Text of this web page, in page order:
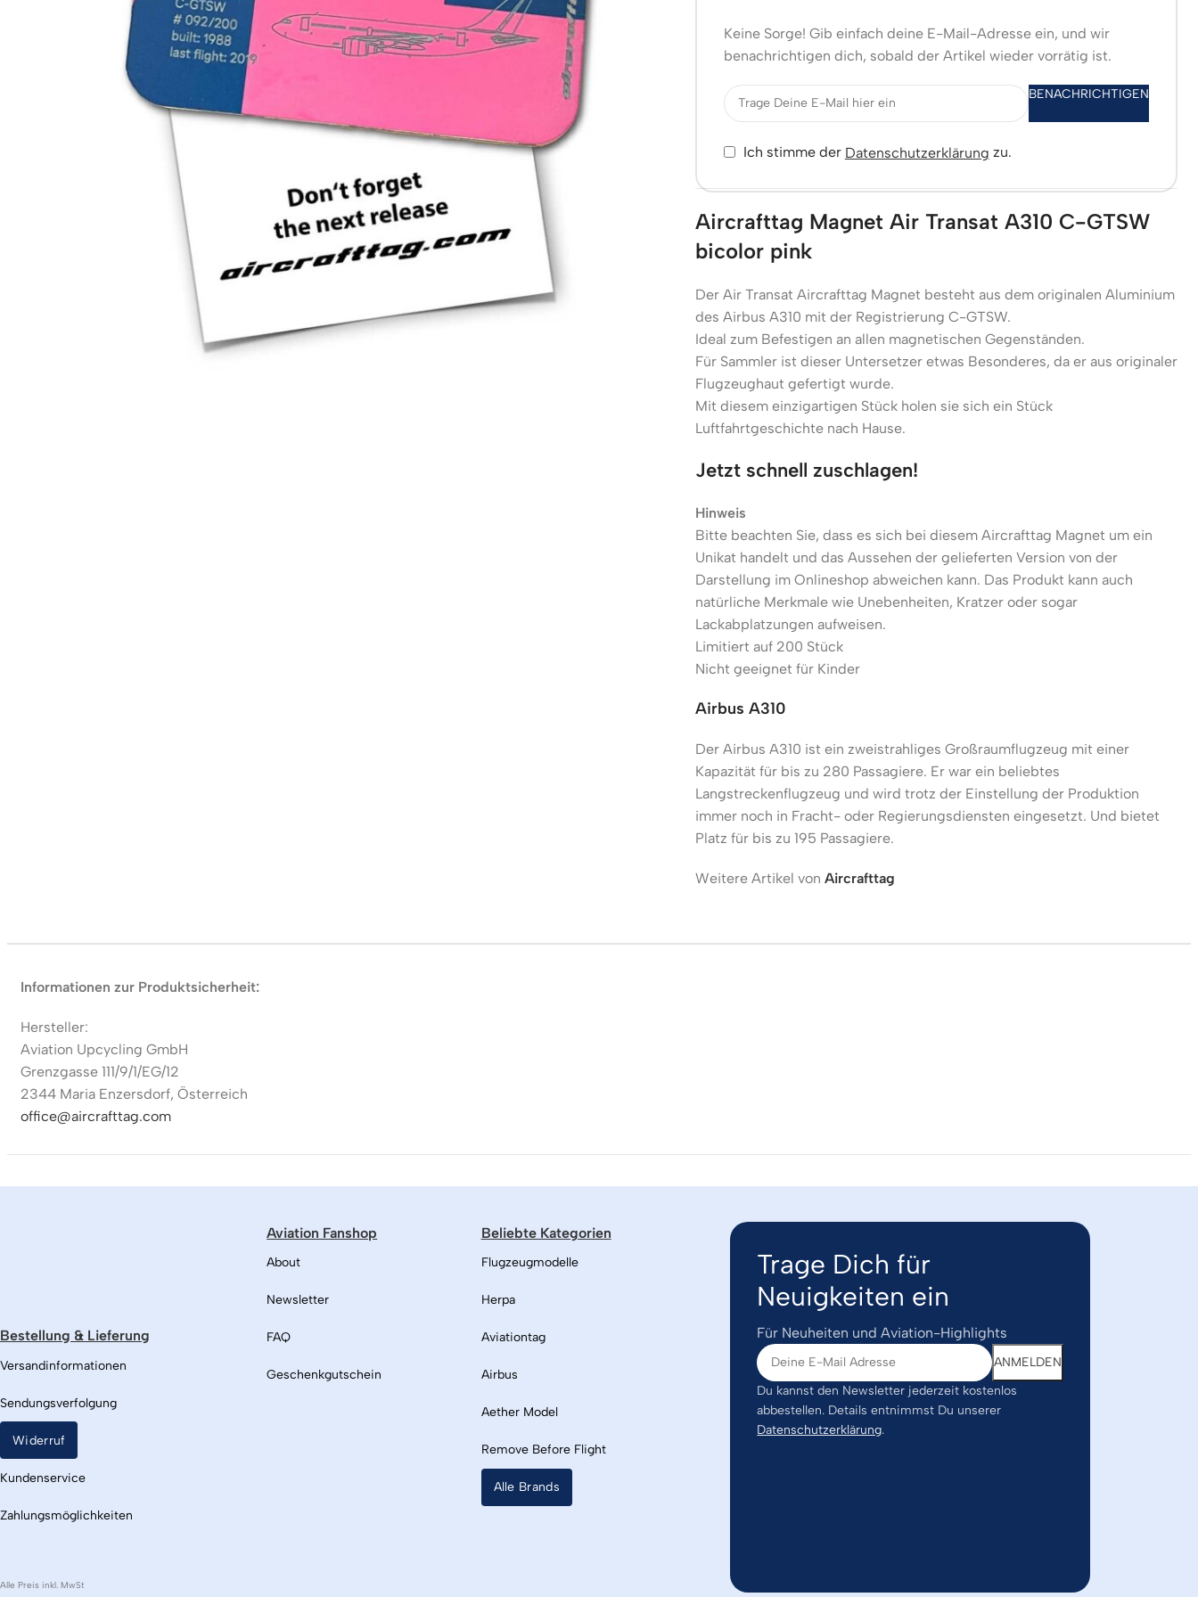
Keine Sorge! Gib einfach deine E-Mail-Adresse ein, und wir
benachrichtigen dich, sobald der Artikel wieder vorrätig ist.
BENACHRICHTIGEN
Ich stimme der Datenschutzerklärung zu.
Aircrafttag Magnet Air Transat A310 C-GTSW
bicolor pink
Der Air Transat Aircrafttag Magnet besteht aus dem originalen Aluminium
des Airbus A310 mit der Registrierung C-GTSW.
Ideal zum Befestigen an allen magnetischen Gegenständen.
Für Sammler ist dieser Untersetzer etwas Besonderes, da er aus originaler
Flugzeughaut gefertigt wurde.
Mit diesem einzigartigen Stück holen sie sich ein Stück
Luftfahrtgeschichte nach Hause.
Jetzt schnell zuschlagen!
Hinweis
Bitte beachten Sie, dass es sich bei diesem Aircrafttag Magnet um ein
Unikat handelt und das Aussehen der gelieferten Version von der
Darstellung im Onlineshop abweichen kann. Das Produkt kann auch
natürliche Merkmale wie Unebenheiten, Kratzer oder sogar
Lackabplatzungen aufweisen.
Limitiert auf 200 Stück
Nicht geeignet für Kinder
Airbus A310
Der Airbus A310 ist ein zweistrahliges Großraumflugzeug mit einer
Kapazität für bis zu 280 Passagiere. Er war ein beliebtes
Langstreckenflugzeug und wird trotz der Einstellung der Produktion
immer noch in Fracht- oder Regierungsdiensten eingesetzt. Und bietet
Platz für bis zu 195 Passagiere.
Weitere Artikel von Aircrafttag
Informationen zur Produktsicherheit:
Hersteller:
Aviation Upcycling GmbH
Grenzgasse 111/9/1/EG/12
2344 Maria Enzersdorf, Österreich
office@aircrafttag.com
Bestellung & Lieferung
Versandinformationen
Sendungsverfolgung
Widerruf
Kundenservice
Zahlungsmöglichkeiten
Alle Preis inkl. MwSt
Aviation Fanshop
About
Newsletter
FAQ
Geschenkgutschein
Beliebte Kategorien
Flugzeugmodelle
Herpa
Aviationtag
Airbus
Aether Model
Remove Before Flight
Alle Brands
Trage Dich für
Neuigkeiten ein
Für Neuheiten und Aviation-Highlights
Du kannst den Newsletter jederzeit kostenlos
abbestellen. Details entnimmst Du unserer
Datenschutzerklärung.